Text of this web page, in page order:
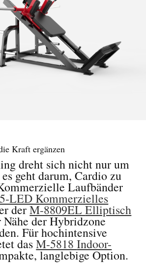
Kraft ergänzen
dreht sich nicht nur um
geht darum, Cardio zu
Laufbänder
LED Kommerzielles
derM-8809ELElliptisch
der Hybridzone
Für hochintensive
dasM-5818Indoor-
langlebige Option.